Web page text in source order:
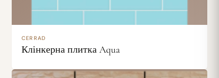
CERRAD
Клінкерна плитка Aqua